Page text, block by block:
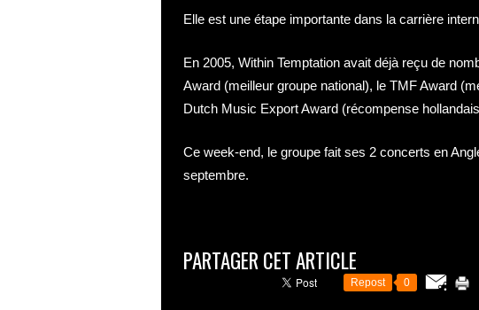
Elle est une étape importante dans la carrière
En 2005, Within Temptation avait déjà reçu de
Award (meilleur groupe national), le TMF Award
Dutch Music Export Award (récompense
Ce week-end, le groupe fait ses 2 concerts en
septembre.
PARTAGER CET ARTICLE
Repost 0